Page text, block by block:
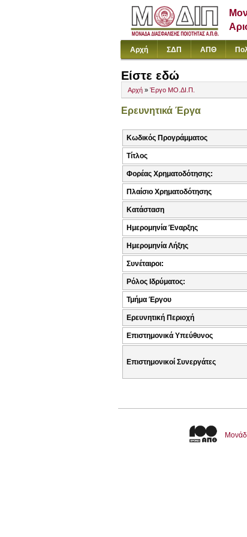
Αρχή ΣΔΠ ΑΠΘ
Είστε εδώ
Αρχή » Έργο ΜΟ.ΔΙ.Π.
Ερευνητικά Έργα
Κωδικός Προγράμματος
Τίτλος
Φορέας Χρηματοδότησης:
Πλαίσιο Χρηματοδότησης
Κατάσταση
Ημερομηνία Έναρξης
Ημερομηνία Λήξης
Συνέταιροι:
Ρόλος Ιδρύματος:
Τμήμα Έργου
Ερευνητική Περιοχή
Επιστημονικά Υπεύθυνος
Επιστημονικοί Συνεργάτες